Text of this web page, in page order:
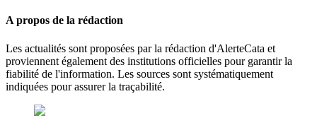
A propos de la rédaction
Les actualités sont proposées par la rédaction d'AlerteCata et
proviennent également des institutions officielles pour garantir la
fiabilité de l'information. Les sources sont systématiquement
indiquées pour assurer la traçabilité.